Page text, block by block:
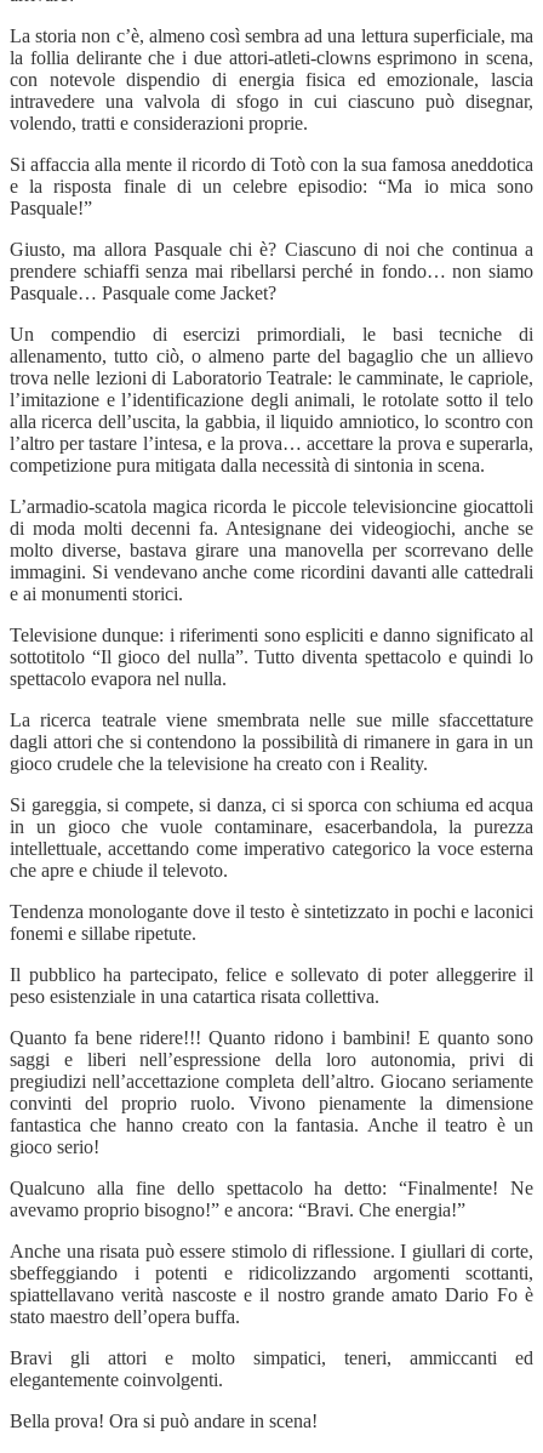
La storia non c’è, almeno così sembra ad una lettura superficiale, ma
la follia delirante che i due attori-atleti-clowns esprimono in scena,
con notevole dispendio di energia fisica ed emozionale, lascia
intravedere una valvola di sfogo in cui ciascuno può disegnar,
volendo, tratti e considerazioni proprie.
Si affaccia alla mente il ricordo di Totò con la sua famosa aneddotica
e la risposta finale di un celebre episodio: “Ma io mica sono
Pasquale!”
Giusto, ma allora Pasquale chi è? Ciascuno di noi che continua a
prendere schiaffi senza mai ribellarsi perché in fondo… non siamo
Pasquale… Pasquale come Jacket?
Un compendio di esercizi primordiali, le basi tecniche di
allenamento, tutto ciò, o almeno parte del bagaglio che un allievo
trova nelle lezioni di Laboratorio Teatrale: le camminate, le capriole,
l’imitazione e l’identificazione degli animali, le rotolate sotto il telo
alla ricerca dell’uscita, la gabbia, il liquido amniotico, lo scontro con
l’altro per tastare l’intesa, e la prova… accettare la prova e superarla,
competizione pura mitigata dalla necessità di sintonia in scena.
L’armadio-scatola magica ricorda le piccole televisioncine giocattoli
di moda molti decenni fa. Antesignane dei videogiochi, anche se
molto diverse, bastava girare una manovella per scorrevano delle
immagini. Si vendevano anche come ricordini davanti alle cattedrali
e ai monumenti storici.
Televisione dunque: i riferimenti sono espliciti e danno significato al
sottotitolo “Il gioco del nulla”. Tutto diventa spettacolo e quindi lo
spettacolo evapora nel nulla.
La ricerca teatrale viene smembrata nelle sue mille sfaccettature
dagli attori che si contendono la possibilità di rimanere in gara in un
gioco crudele che la televisione ha creato con i Reality.
Si gareggia, si compete, si danza, ci si sporca con schiuma ed acqua
in un gioco che vuole contaminare, esacerbandola, la purezza
intellettuale, accettando come imperativo categorico la voce esterna
che apre e chiude il televoto.
Tendenza monologante dove il testo è sintetizzato in pochi e laconici
fonemi e sillabe ripetute.
Il pubblico ha partecipato, felice e sollevato di poter alleggerire il
peso esistenziale in una catartica risata collettiva.
Quanto fa bene ridere!!! Quanto ridono i bambini! E quanto sono
saggi e liberi nell’espressione della loro autonomia, privi di
pregiudizi nell’accettazione completa dell’altro. Giocano seriamente
convinti del proprio ruolo. Vivono pienamente la dimensione
fantastica che hanno creato con la fantasia. Anche il teatro è un
gioco serio!
Qualcuno alla fine dello spettacolo ha detto: “Finalmente! Ne
avevamo proprio bisogno!” e ancora: “Bravi. Che energia!”
Anche una risata può essere stimolo di riflessione. I giullari di corte,
sbeffeggiando i potenti e ridicolizzando argomenti scottanti,
spiattellavano verità nascoste e il nostro grande amato Dario Fo è
stato maestro dell’opera buffa.
Bravi gli attori e molto simpatici, teneri, ammiccanti ed
elegantemente coinvolgenti.
Bella prova! Ora si può andare in scena!